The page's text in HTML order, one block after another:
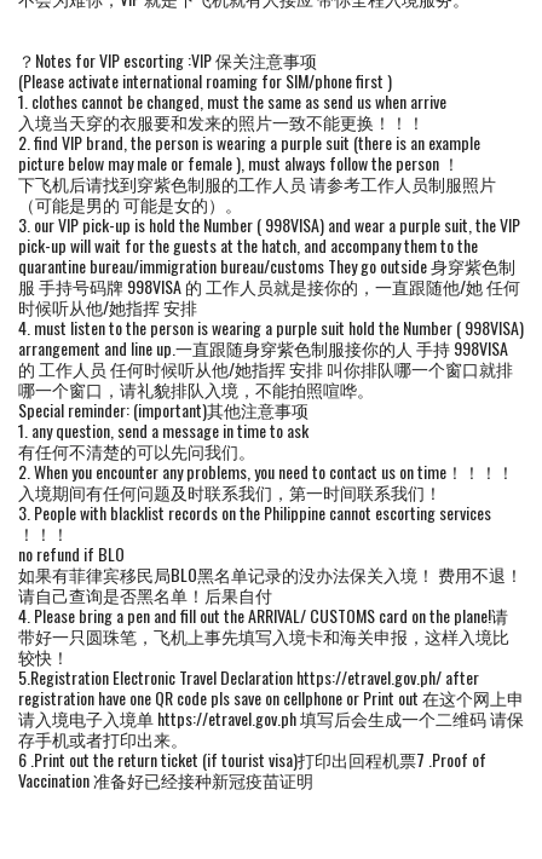
？Notes for VIP escorting :VIP 保关注意事项
(Please activate international roaming for SIM/phone first )
1. clothes cannot be changed, must the same as send us when arrive
入境当天穿的衣服要和发来的照片一致不能更换！！！
2. find VIP brand, the person is wearing a purple suit (there is an example
picture below may male or female ), must always follow the person ！
下飞机后请找到穿紫色制服的工作人员 请参考工作人员制服照片
（可能是男的 可能是女的）。
3. our VIP pick-up is hold the Number ( 998VISA) and wear a purple suit, the VIP
pick-up will wait for the guests at the hatch, and accompany them to the
quarantine bureau/immigration bureau/customs They go outside 身穿紫色制
服 手持号码牌 998VISA 的 工作人员就是接你的，一直跟随他/她 任何
时候听从他/她指挥 安排
4. must listen to the person is wearing a purple suit hold the Number ( 998VISA)
arrangement and line up.一直跟随身穿紫色制服接你的人 手持 998VISA
的 工作人员 任何时候听从他/她指挥 安排 叫你排队哪一个窗口就排
哪一个窗口，请礼貌排队入境，不能拍照喧哗。
Special reminder: (important)其他注意事项
1. any question, send a message in time to ask
有任何不清楚的可以先问我们。
2. When you encounter any problems, you need to contact us on time！！！！
入境期间有任何问题及时联系我们，第一时间联系我们！
3. People with blacklist records on the Philippine cannot escorting services
！！！
no refund if BLO
如果有菲律宾移民局BLO黑名单记录的没办法保关入境！ 费用不退！
请自己查询是否黑名单！后果自付
4. Please bring a pen and fill out the ARRIVAL/ CUSTOMS card on the plane!请
带好一只圆珠笔，飞机上事先填写入境卡和海关申报，这样入境比
较快！
5.Registration Electronic Travel Declaration https://etravel.gov.ph/ after
registration have one QR code pls save on cellphone or Print out 在这个网上申
请入境电子入境单 https://etravel.gov.ph 填写后会生成一个二维码 请保
存手机或者打印出来。
6 .Print out the return ticket (if tourist visa)打印出回程机票7 .Proof of
Vaccination 准备好已经接种新冠疫苗证明